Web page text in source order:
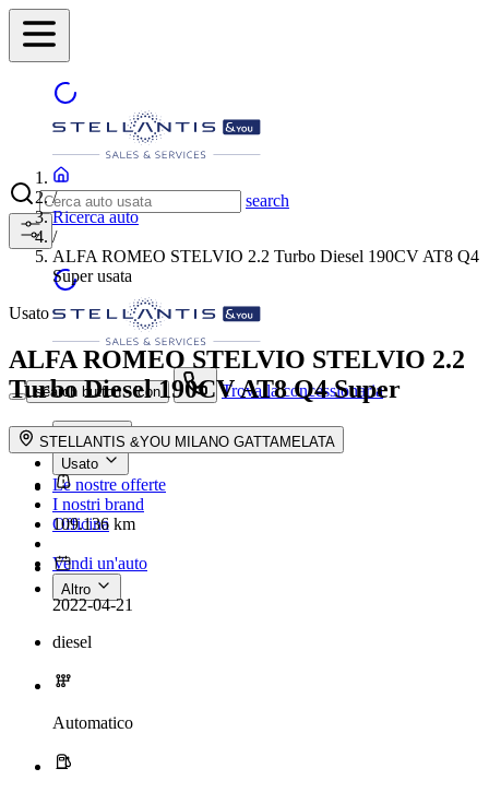
search
search button - icon Trova la concessionaria
Nuovo
Usato
Le nostre offerte
I nostri brand
Officina
Vendi un'auto
Altro
/
Ricerca auto
/
ALFA ROMEO STELVIO 2.2 Turbo Diesel 190CV AT8 Q4
Super usata
Usato
ALFA ROMEO STELVIO STELVIO 2.2
Turbo Diesel 190CV AT8 Q4 Super
STELLANTIS &YOU MILANO GATTAMELATA
109.136 km
2022-04-21
diesel
Automatico